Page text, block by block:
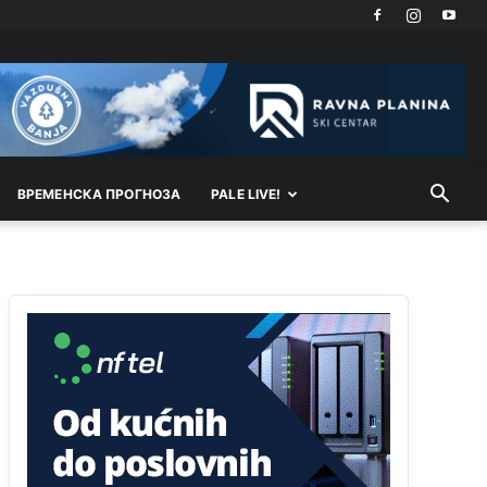
ВРEМEНСКА ПРОГНОЗА PALE LIVE!
šalju poštom a da ne dolaze? Kurko
Анонимно2807791 11:39
БиХ није гласала да је тзв.Косово држава.
Анонимно2807895 12:16
Анонимно2807895 12:18
Drzi pod kontrolom tri stvari jezik,karakter i
ponasanje...Uzivotu brani tri stvari:cast,prijatelja i
slabije.Iz
zivota iskljuci tri stvari uvredu,neznanje
zavist.Sve
dok si ziv gaji tri stvari
dobrotu,pamet i prijateljstvo!!
Анонимно2806721 12:39